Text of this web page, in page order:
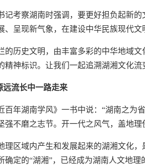
记考察湖南时强调，要更好担负起新
、呈现新气象，在建设中华民族现代文
历史文明，由丰富多彩的中华地域文
精神标识。让我们一起追溯湖湘文化
远流长中一路走来
年湖南学风》一书中说： “湖南之为
强不磨之志节。开一代之风气，盖地理
区域内产生和发展起来的湖湘文化，
确定的“湖湘”，已经成为湖南人文地